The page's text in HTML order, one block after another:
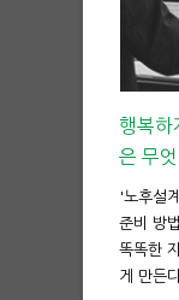
행복하
은 무
'노후설
준비 방
똑똑한
게 만든